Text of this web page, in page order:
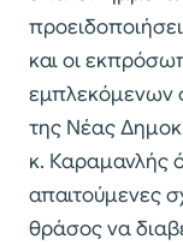
προειδοποιήσει
και οι
εμπλεκόμενων
της Νέας
κ. Καραμανλής
απαιτούμενες
θράσος να